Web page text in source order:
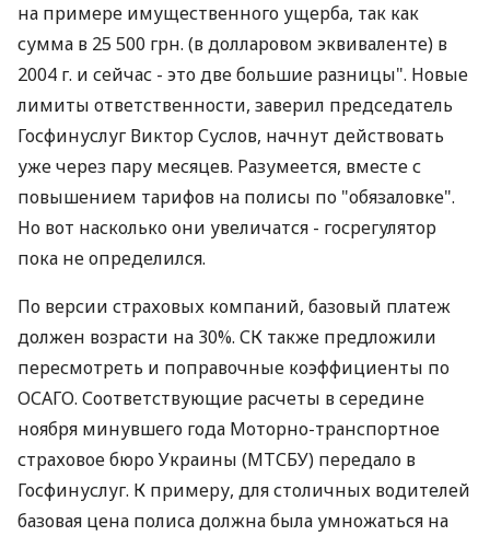
на примере имущественного ущерба, так как
сумма в 25 500 грн. (в долларовом эквиваленте) в
2004 г. и сейчас - это две большие разницы". Новые
лимиты ответственности, заверил председатель
Госфинуслуг Виктор Суслов, начнут действовать
уже через пару месяцев. Разумеется, вместе с
повышением тарифов на полисы по "обязаловке".
Но вот насколько они увеличатся - госрегулятор
пока не определился.
По версии страховых компаний, базовый платеж
должен возрасти на 30%. СК также предложили
пересмотреть и поправочные коэффициенты по
ОСАГО. Соответству­ющие расчеты в середине
ноября минувшего года Моторно-транспортное
страховое бюро Украины (МТСБУ) передало в
Госфинуслуг. К примеру, для столичных водителей
базовая цена полиса должна была умножаться на